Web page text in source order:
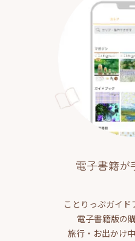
電子書籍が
ことりっぷガイド
電子書籍版の
旅行・お出かけ